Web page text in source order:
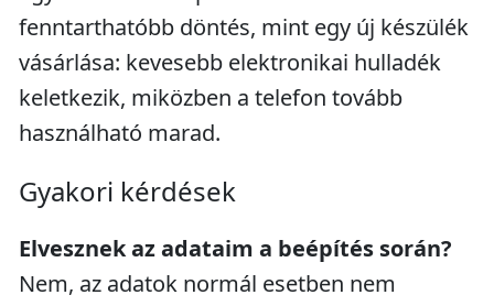
fenntarthatóbb döntés, mint egy új készülék
vásárlása: kevesebb elektronikai hulladék
keletkezik, miközben a telefon tovább
használható marad.
Gyakori kérdések
Elvesznek az adataim a beépítés során?
Nem, az adatok normál esetben nem